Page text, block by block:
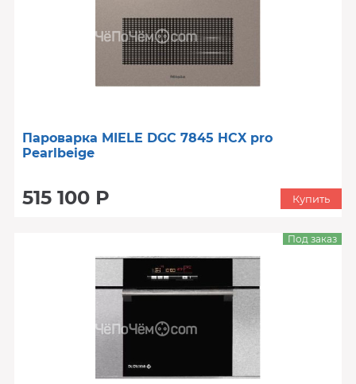
Пароварка MIELE DGC 7845 HCX pro
Pearlbeige
515 100 Р Купить
Под заказ